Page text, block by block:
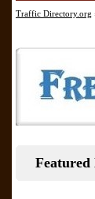
Traffic Directory.org